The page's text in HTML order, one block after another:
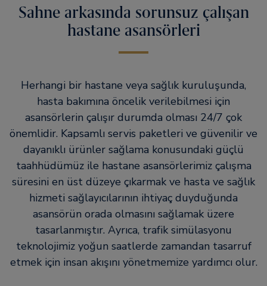
Sahne arkasında sorunsuz çalışan
hastane asansörleri
Herhangi bir hastane veya sağlık kuruluşunda,
hasta bakımına öncelik verilebilmesi için
asansörlerin çalışır durumda olması 24/7 çok
önemlidir. Kapsamlı servis paketleri ve güvenilir ve
dayanıklı ürünler sağlama konusundaki güçlü
taahhüdümüz ile hastane asansörlerimiz çalışma
süresini en üst düzeye çıkarmak ve hasta ve sağlık
hizmeti sağlayıcılarının ihtiyaç duyduğunda
asansörün orada olmasını sağlamak üzere
tasarlanmıştır. Ayrıca, trafik simülasyonu
teknolojimiz yoğun saatlerde zamandan tasarruf
etmek için insan akışını yönetmemize yardımcı olur.